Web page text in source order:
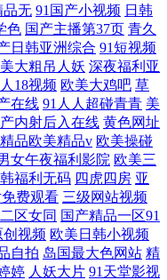
品无 91国产小视频 日韩
色 国产主播第37页 青久
日韩亚洲综合 91短视频
大粗吊人妖 深夜福利亚
18视频 欧美大鸡吧 草
在线 91人人超碰青青 美
内射后入在线 黄色网址
精品欧美精品v 欧美操碰
女午夜福利影院 欧美三
福利无码 四虎四房 亚
费观看 三级网站视频
区女同 国产精品一区91
创视频 欧美日韩小视频
自拍 岛国最大色网站 精
婷 人妖大片 91天堂影视